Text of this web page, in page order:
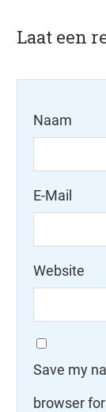
Laat een
Naam
E-Mail
Website
Save my
browser